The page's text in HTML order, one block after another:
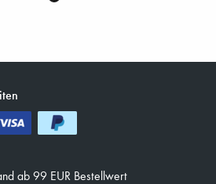
ab 99 EUR Bestellwert